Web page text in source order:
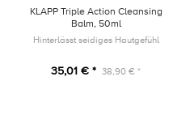
KLAPP Triple Action Cleansing
Balm, 50ml
Hinterlässt seidiges Hautgefühl
35,01 € * 38,90 € *